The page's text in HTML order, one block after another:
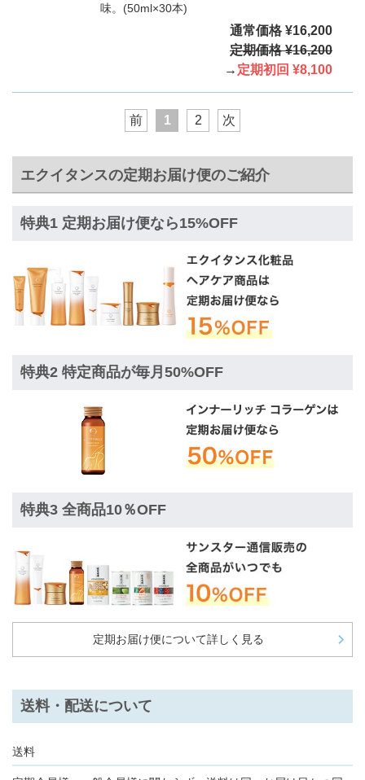
味。(50ml×30本)
通常価格 ¥16,200
定期価格 ¥16,200
→ 定期初回 ¥8,100
前 1 2 次
エクイタンスの定期お届け便のご紹介
特典1 定期お届け便なら15%OFF
特典2 特定商品が毎月50%OFF
特典3 全商品10％OFF
定期お届け便について詳しく見る
送料・配送について
送料